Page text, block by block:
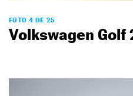
FOTO 4 DE 25
Volkswagen Golf